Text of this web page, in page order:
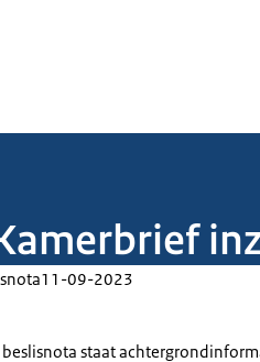
11-09-2023
beslisnota staat